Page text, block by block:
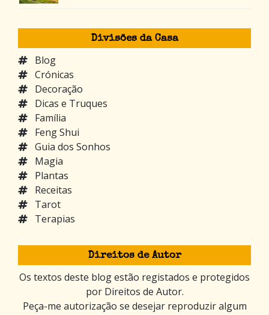
Divisões da Casa
Blog
Crónicas
Decoração
Dicas e Truques
Família
Feng Shui
Guia dos Sonhos
Magia
Plantas
Receitas
Tarot
Terapias
Direitos de Autor
Os textos deste blog estão registados e protegidos
por Direitos de Autor.
Peça-me autorização se desejar reproduzir algum